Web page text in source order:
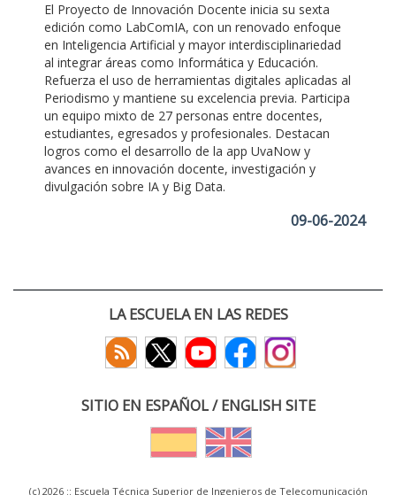
El Proyecto de Innovación Docente inicia su sexta
edición como LabComIA, con un renovado enfoque
en Inteligencia Artificial y mayor interdisciplinariedad
al integrar áreas como Informática y Educación.
Refuerza el uso de herramientas digitales aplicadas al
Periodismo y mantiene su excelencia previa. Participa
un equipo mixto de 27 personas entre docentes,
estudiantes, egresados y profesionales. Destacan
logros como el desarrollo de la app UvaNow y
avances en innovación docente, investigación y
divulgación sobre IA y Big Data.
09-06-2024
LA ESCUELA EN LAS REDES
SITIO EN ESPAÑOL / ENGLISH SITE
(c) 2026 :: Escuela Técnica Superior de Ingenieros de Telecomunicación